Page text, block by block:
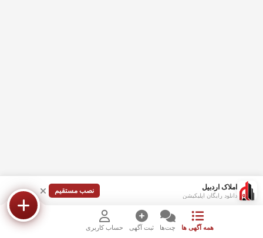
املاک اردبیل
دانلود رایگان اپلیکیشن
نصب مستقیم
همه آگهی ها چت‌ها ثبت آگهی حساب کاربری